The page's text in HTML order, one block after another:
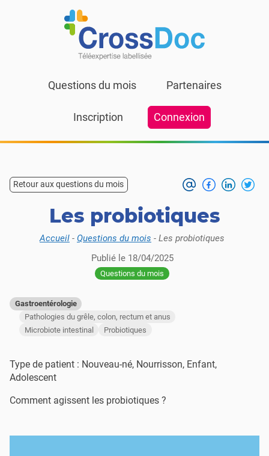
Questions du mois Partenaires
Inscription Connexion
Retour aux questions du mois
Les probiotiques
Accueil - Questions du mois - Les probiotiques
Publié le 18/04/2025
Questions du mois
Gastroentérologie
Pathologies du grêle, colon, rectum et anus
Microbiote intestinal
Probiotiques
Type de patient : Nouveau-né, Nourrisson, Enfant,
Adolescent
Comment agissent les probiotiques ?